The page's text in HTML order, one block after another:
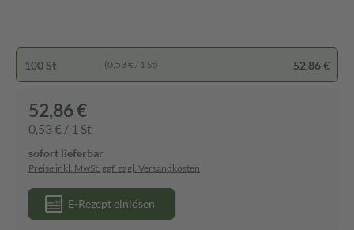
100 St (0,53 € / 1 St) 52,86 €
52,86 €
0,53 € / 1 St
sofort lieferbar
Preise inkl. MwSt. ggf. zzgl. Versandkosten
E-Rezept einlösen